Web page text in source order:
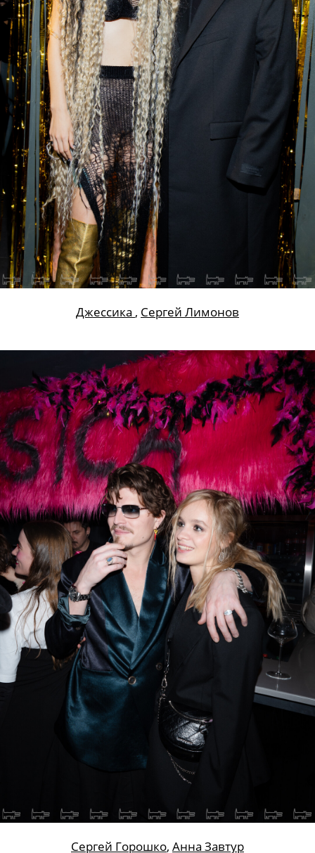
Джессика , Сергей Лимонов
Сергей Горошко, Анна Завтур